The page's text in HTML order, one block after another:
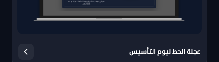
عجلة الحظ ليوم التأسيس